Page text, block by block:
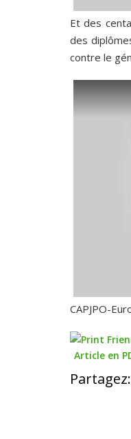
Et des
des
contre le
CAPJPO-
Article en
Partagez: